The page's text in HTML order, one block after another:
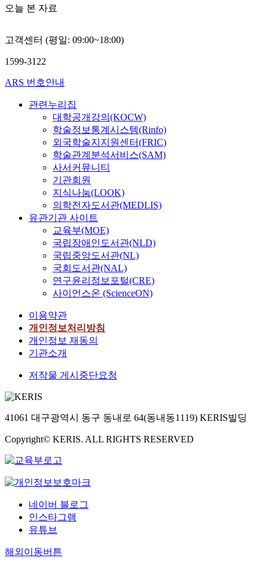
오늘 본 자료
고객센터 (평일: 09:00~18:00)
1599-3122
ARS 번호안내
관련누리집
대학공개강의(KOCW)
학술정보통계시스템(Rinfo)
외국학술지지원센터(FRIC)
학술관계분석서비스(SAM)
사서커뮤니티
기관회원
지식나눔(LOOK)
의학전자도서관(MEDLIS)
유관기관 사이트
교육부(MOE)
국립장애인도서관(NLD)
국립중앙도서관(NL)
국회도서관(NAL)
연구윤리정보포털(CRE)
사이언스온 (ScienceON)
이용약관
개인정보처리방침
개인정보 재동의
기관소개
저작물 게시중단요청
41061 대구광역시 동구 동내로 64(동내동1119) KERIS빌딩
Copyright© KERIS. ALL RIGHTS RESERVED
네이버 블로그
인스타그램
유튜브
해외이동버튼